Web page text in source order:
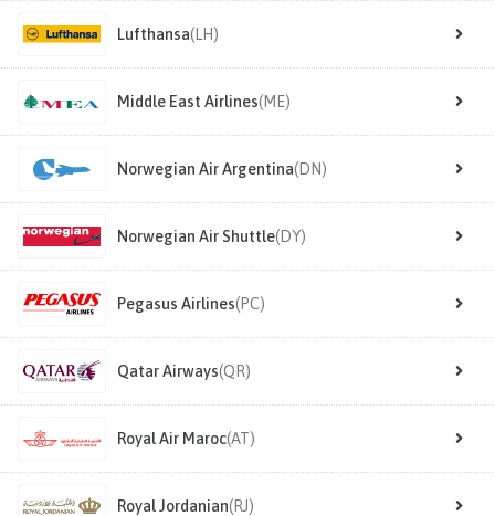
Lufthansa(LH)
Middle East Airlines(ME)
Norwegian Air Argentina(DN)
Norwegian Air Shuttle(DY)
Pegasus Airlines(PC)
Qatar Airways(QR)
Royal Air Maroc(AT)
Royal Jordanian(RJ)